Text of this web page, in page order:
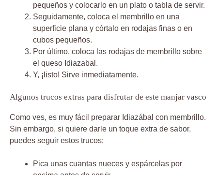
pequeños y colocarlo en un plato o tabla de servir.
Seguidamente, coloca el membrillo en una
superficie plana y córtalo en rodajas finas o en
cubos pequeños.
Por último, coloca las rodajas de membrillo sobre
el queso Idiazabal.
Y, ¡listo! Sirve inmediatamente.
Algunos trucos extras para disfrutar de este manjar vasco
Como ves, es muy fácil preparar Idiazábal con membrillo.
Sin embargo, si quiere darle un toque extra de sabor,
puedes seguir estos trucos:
Pica unas cuantas nueces y espárcelas por